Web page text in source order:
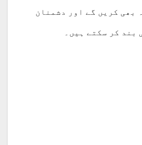
بھی کریں گے اور دشمنان
بند کر سکتے ہیں۔